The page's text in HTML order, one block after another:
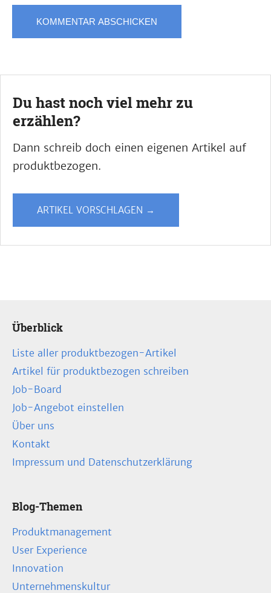
Du hast noch viel mehr zu
erzählen?
Dann schreib doch einen eigenen Artikel auf
produktbezogen.
ARTIKEL VORSCHLAGEN →
Überblick
Liste aller produktbezogen-Artikel
Artikel für produktbezogen schreiben
Job-Board
Job-Angebot einstellen
Über uns
Kontakt
Impressum und Datenschutzerklärung
Blog-Themen
Produktmanagement
User Experience
Innovation
Unternehmenskultur